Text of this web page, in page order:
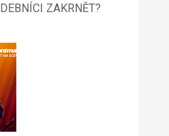
ZAKRNĚT?